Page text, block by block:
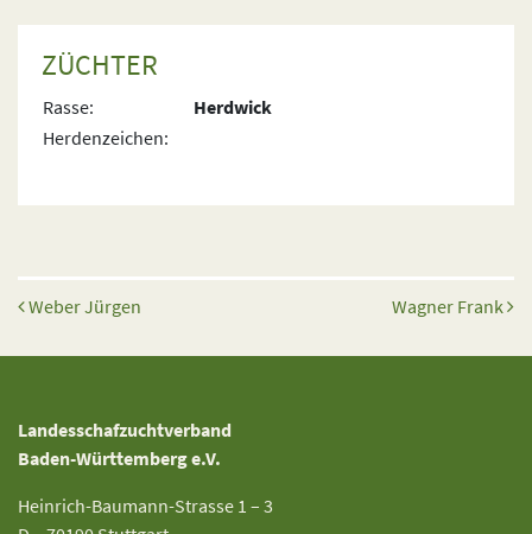
ZÜCHTER
Rasse:
Herdwick
Herdenzeichen:
Beitrags-Navigation
Weber Jürgen Wagner Frank
Landesschafzuchtverband
Baden-Württemberg e.V.
Heinrich-Baumann-Strasse 1 – 3